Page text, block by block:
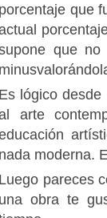
porcentaje que
que no
Es lógico
arte
nada moderna.
Luego pareces
una obra te